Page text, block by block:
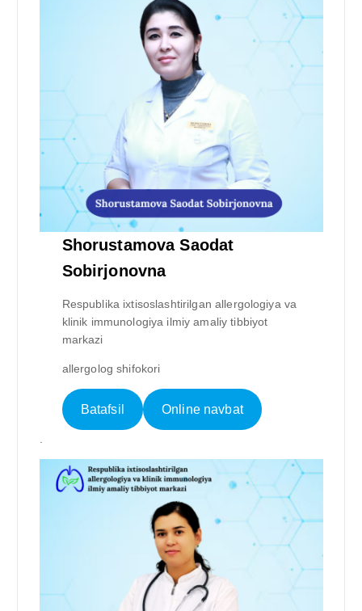
Shorustamova Saodat
Sobirjonovna
Respublika ixtisoslashtirilgan allergologiya va
klinik immunologiya ilmiy amaliy tibbiyot
markazi
allergolog shifokori
Batafsil Online navbat